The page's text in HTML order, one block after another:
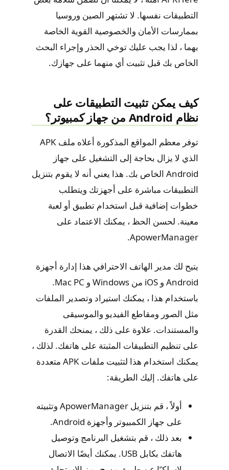
التطبيقات نفسها. لا تشتهر الصين وروسيا
بممارسات الأمان والخصوصية القوية الخاصة
بهما ، لذا يجب عليك توخي الحذر وإجراء البحث
الخاص بك قبل تثبيت أي منهما على جهازك.
كيف يمكن تثبيت التطبيقات على
نظام Android من جهاز كمبيوتر؟
توفر معظم المواقع المذكورة أعلاه ملف APK
الذي لا يزال بحاجة إلى التشغيل على جهاز
Android الخاص بك. هذا يعني أنه لا يقوم بتنزيل
التطبيقات مباشرة على أجهزتك ويتطلب
خطوات إضافية قبل استخدام تطبيق أو لعبة
معينة. لحسن الحظ ، يمكنك الاعتماد على
ApowerManager.
يتيح لك مدير الهاتف الاحترافي هذا إدارة أجهزة
Android و iOS من Windows و Mac PC.
باستخدام هذا ، يمكنك استيراد وتصدير الملفات
مثل الصور ومقاطع الفيديو والموسيقى
والمستندات. علاوة على ذلك ، يمنحك القدرة
على تنظيم التطبيقات المثبتة على هاتفك. لذلك ،
يمكنك استخدام هذا لتثبيت ملفات APK متعددة
على هاتفك. إليك الطريقة:
أولاً ، قم بتنزيل ApowerManager وتثبيته
على جهاز الكمبيوتر وأجهزة Android.
بعد ذلك ، قم بتشغيل البرنامج وتوصيل
هاتفك بكابل USB. يمكنك أيضًا الاتصال